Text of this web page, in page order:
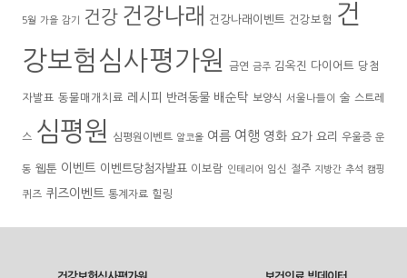
5월 가을 감기 건강 건강나래 건강나래이벤트 건강보험
건
강보험심사평가원
금연 금주 김옥진 다이어트 당첨
자발표 동물매개치료 레시피 반려동물 배순탁 보양식 서울나들이 술 스트레
스 심평원 심평원이벤트 알코올 여름 여행 영화 요가 요리 우울증 운
동 웹툰 이벤트 이벤트당첨자발표 이보람 인테리어 임신 절주 지방간 추석 캠핑
퀴즈 퀴즈이벤트 통계자료 힐링